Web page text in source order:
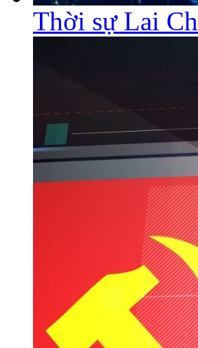
Thời sự Lai